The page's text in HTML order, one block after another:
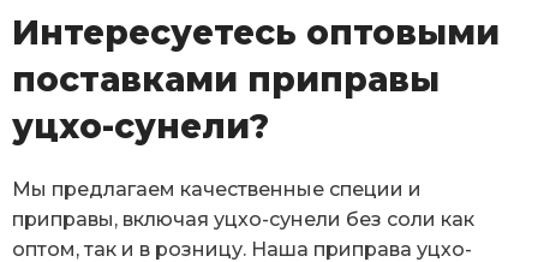
Интересуетесь оптовыми
поставками приправы
уцхо-сунели?
Мы предлагаем качественные специи и
приправы, включая уцхо-сунели без соли как
оптом, так и в розницу. Наша приправа уцхо-